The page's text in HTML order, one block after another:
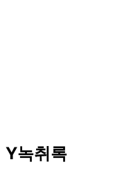
Y녹취록